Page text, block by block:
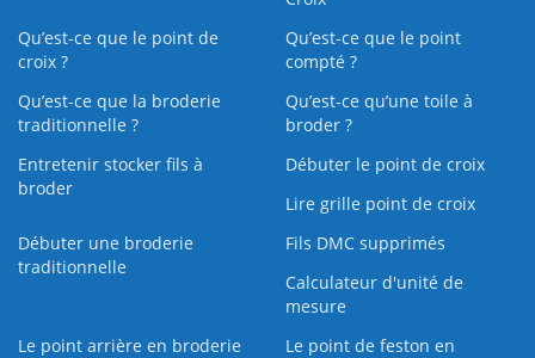
Qu’est-ce que le point de
croix ?
Qu’est-ce que le point
compté ?
Qu’est-ce que la broderie
traditionnelle ?
Qu’est‑ce qu’une toile à
broder ?
Entretenir stocker fils à
broder
Débuter le point de croix
Lire grille point de croix
Débuter une broderie
traditionnelle
Fils DMC supprimés
Calculateur d'unité de
mesure
Le point arrière en broderie
Le point de feston en